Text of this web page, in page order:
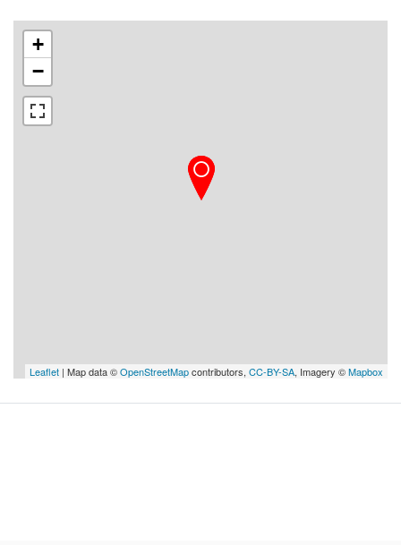
+
−
Leaflet | Map data ©OpenStreetMapcontributors, CC-BY-SA, Imagery ©Mapbox